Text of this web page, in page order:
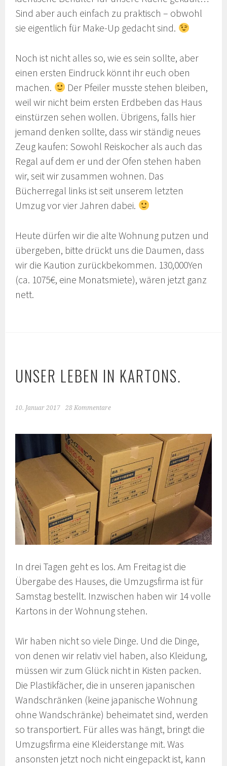
Sind aber auch einfach zu praktisch – obwohl
sie eigentlich für Make-Up gedacht sind.
Noch ist nicht alles so, wie es sein sollte, aber
einen ersten Eindruck könnt ihr euch oben
machen.
Der Pfeiler musste stehen bleiben,
weil wir nicht beim ersten Erdbeben das Haus
einstürzen sehen wollen. Übrigens, falls hier
jemand denken sollte, dass wir ständig neues
Zeug kaufen: Sowohl Reiskocher als auch das
Regal auf dem er und der Ofen stehen haben
wir, seit wir zusammen wohnen. Das
Bücherregal links ist seit unserem letzten
Umzug vor vier Jahren dabei.
Heute dürfen wir die alte Wohnung putzen und
übergeben, bitte drückt uns die Daumen, dass
wir die Kaution zurückbekommen. 130,000Yen
(ca. 1075€, eine Monatsmiete), wären jetzt ganz
nett.
UNSER LEBEN IN KARTONS.
10. Januar 2017 28 Kommentare
In drei Tagen geht es los. Am Freitag ist die
Übergabe des Hauses, die Umzugsfirma ist für
Samstag bestellt. Inzwischen haben wir 14 volle
Kartons in der Wohnung stehen.
Wir haben nicht so viele Dinge. Und die Dinge,
von denen wir relativ viel haben, also Kleidung,
müssen wir zum Glück nicht in Kisten packen.
Die Plastikfächer, die in unseren japanischen
Wandschränken (keine japanische Wohnung
ohne Wandschränke) beheimatet sind, werden
so transportiert. Für alles was hängt, bringt die
Umzugsfirma eine Kleiderstange mit. Was
ansonsten jetzt noch nicht eingepackt ist, kann